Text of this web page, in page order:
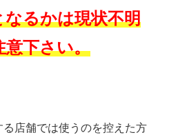
るかは現状不明
意下さい。
店舗では使うのを控えた方